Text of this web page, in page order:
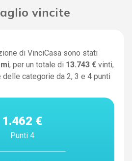
vincite
di VinciCasa sono stati
, per un totale di 13.743 € vinti,
categorie da 2, 3 e 4 punti
1.462 €
Punti 4